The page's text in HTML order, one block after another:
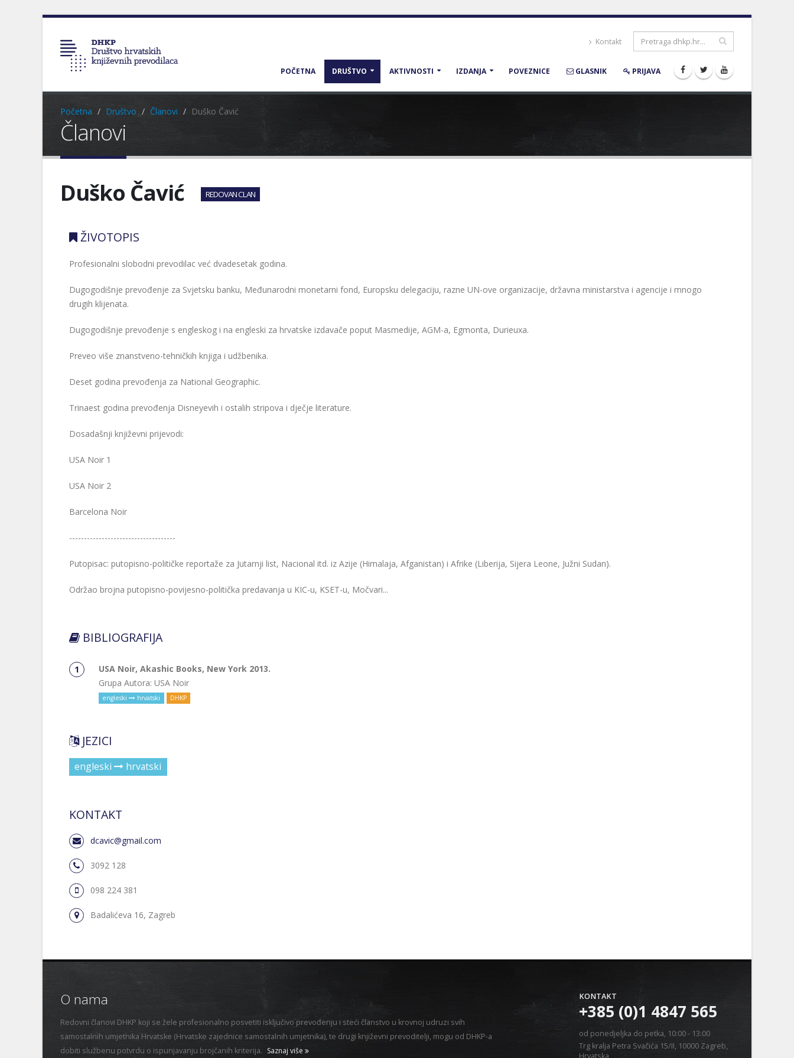
Kontakt
POČETNA DRUŠTVO AKTIVNOSTI IZDANJA POVEZNICE GLASNIK PRIJAVA
Početna Društvo Članovi Duško Čavić
Članovi
Duško Čavić REDOVAN CLAN
ŽIVOTOPIS
Profesionalni slobodni prevodilac već dvadesetak godina.
Dugogodišnje prevođenje za Svjetsku banku, Međunarodni monetarni fond, Europsku delegaciju, razne UN-ove organizacije, državna ministarstva i agencije i mnogo
drugih klijenata.
Dugogodišnje prevođenje s engleskog i na engleski za hrvatske izdavače poput Masmedije, AGM-a, Egmonta, Durieuxa.
Preveo više znanstveno-tehničkih knjiga i udžbenika.
Deset godina prevođenja za National Geographic.
Trinaest godina prevođenja Disneyevih i ostalih stripova i dječje literature.
Dosadašnji književni prijevodi:
USA Noir 1
USA Noir 2
Barcelona Noir
------------------------------------
Putopisac: putopisno-političke reportaže za Jutarnji list, Nacional itd. iz Azije (Himalaja, Afganistan) i Afrike (Liberija, Sijera Leone, Južni Sudan).
Održao brojna putopisno-povijesno-politička predavanja u KIC-u, KSET-u, Močvari...
BIBLIOGRAFIJA
USA Noir, Akashic Books, New York 2013.
Grupa Autora: USA Noir
engleski hrvatski DHKP
JEZICI
engleski hrvatski
KONTAKT
dcavic@gmail.com
3092 128
098 224 381
Badalićeva 16, Zagreb
O nama
Redovni članovi DHKP koji se žele profesionalno posvetiti isključivo prevođenju i steći članstvo u krovnoj udruzi svih
samostalnih umjetnika Hrvatske (Hrvatske zajednice samostalnih umjetnika), te drugi književni prevoditelji, mogu od DHKP-a
dobiti službenu potvrdu o ispunjavanju brojčanih kriterija. Saznaj više
KONTAKT
+385 (0)1 4847 565
od ponedjeljka do petka, 10:00 - 13:00
Trg kralja Petra Svačića 15/II, 10000 Zagreb,
Hrvatska